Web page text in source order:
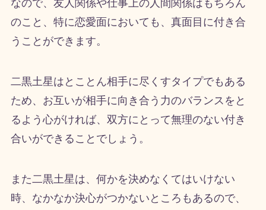
なので、友人関係や仕事上の人間関係はもちろん
のこと、特に恋愛面においても、真面目に付き合
うことができます。
二黒土星はとことん相手に尽くすタイプでもある
ため、お互いが相手に向き合う力のバランスをと
るよう心がければ、双方にとって無理のない付き
合いができることでしょう。
また二黒土星は、何かを決めなくてはいけない
時、なかなか決心がつかないところもあるので、